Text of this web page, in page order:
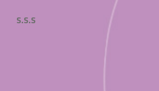
S.S.S